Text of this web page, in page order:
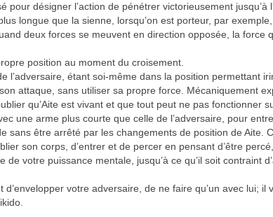
pour désigner l’action de pénétrer victorieusement jusqu’à
longue que la sienne, lorsqu’on est porteur, par
deux forces se meuvent en direction opposée, la force
position au moment du croisement.
l’adversaire, étant soi-même dans la position permettant
attaque, sans utiliser sa propre force. Mécaniquement
qu’Aite est vivant et que tout peut ne pas fonctionner
une arme plus courte que celle de l’adversaire, pour
sans être arrêté par les changements de position de Aite.
son corps, d’entrer et de percer en pensant d’être
votre puissance mentale, jusqu’à ce qu’il soit contraint
votre adversaire, de ne faire qu’un avec lui; il